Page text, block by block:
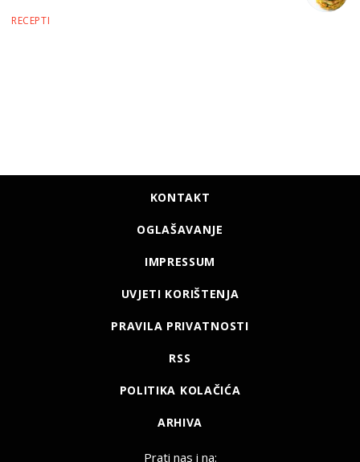
RECEPTI
KONTAKT
OGLAŠAVANJE
IMPRESSUM
UVJETI KORIŠTENJA
PRAVILA PRIVATNOSTI
RSS
POLITIKA KOLAČIĆA
ARHIVA
Prati nas i na: